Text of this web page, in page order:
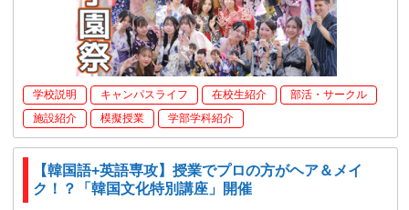
学校説明 キャンパスライフ 在校生紹介
部活・サークル
施設紹介
模擬授業 学部学科紹介
【韓国語+英語専攻】授業でプロの方がヘア＆メイ
ク！？「韓国文化特別講座」開催